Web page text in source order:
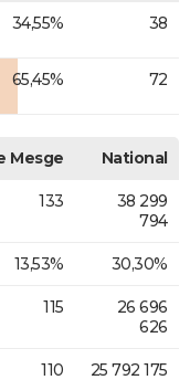
34,55% 38
65,45% 72
Mesge National
133
38 299
794
13,53% 30,30%
115
26 696
626
110 25 792 175